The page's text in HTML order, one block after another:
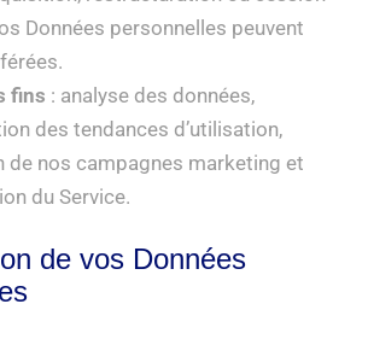
Données personnelles peuvent
fins : analyse des données,
des tendances d’utilisation,
de nos campagnes marketing et
du Service.
de vos Données